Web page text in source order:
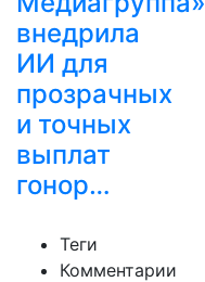
внедрила
ИИ для
прозрачных
и точных
выплат
гонор…
Теги
Комментарии